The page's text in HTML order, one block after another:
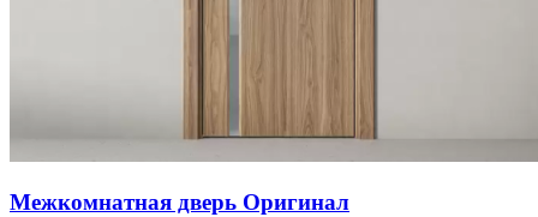
Межкомнатная дверь Оригинал